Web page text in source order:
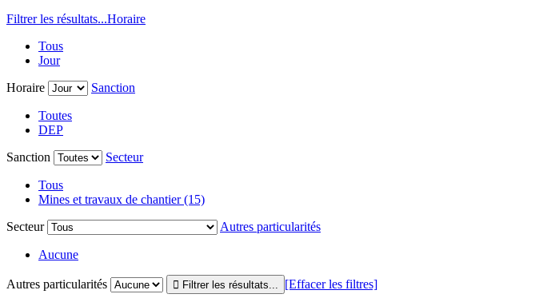
Filtrer les résultats...Horaire
Tous
Jour
Horaire
Sanction
Toutes
DEP
Sanction
Secteur
Tous
Mines et travaux de chantier (15)
Secteur
Autres particularités
Aucune
Autres particularités [Effacer les filtres]